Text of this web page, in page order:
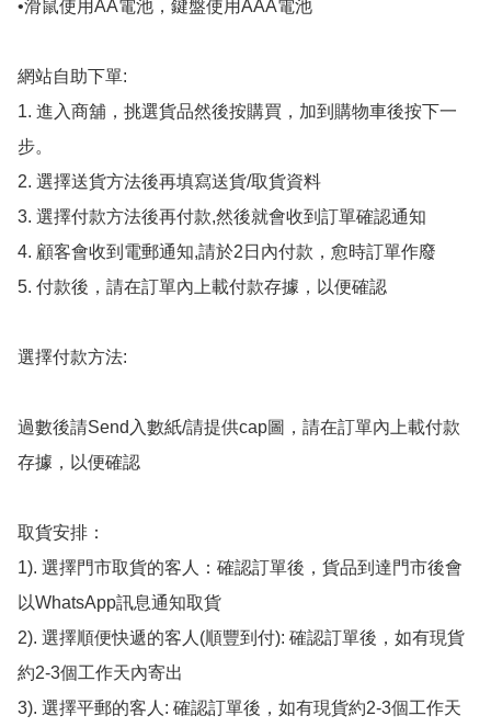
•滑鼠使用AA電池，鍵盤使用AAA電池
網站自助下單:
1. 進入商舖，挑選貨品然後按購買，加到購物車後按下一
步。
2. 選擇送貨方法後再填寫送貨/取貨資料
3. 選擇付款方法後再付款,然後就會收到訂單確認通知
4. 顧客會收到電郵通知,請於2日內付款，愈時訂單作廢
5. 付款後，請在訂單內上載付款存據，以便確認
選擇付款方法:
過數後請Send入數紙/請提供cap圖，請在訂單內上載付款
存據，以便確認
取貨安排：
1). 選擇門市取貨的客人：確認訂單後，貨品到達門市後會
以WhatsApp訊息通知取貨
2). 選擇順便快遞的客人(順豐到付): 確認訂單後，如有現貨
約2-3個工作天內寄出
3). 選擇平郵的客人: 確認訂單後，如有現貨約2-3個工作天